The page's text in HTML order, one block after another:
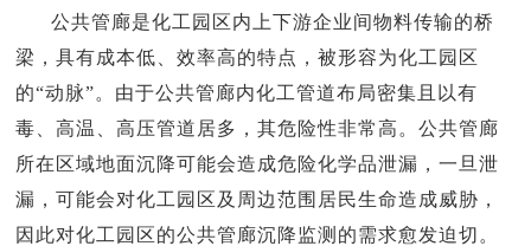
公共管廊是化工园区内上下游企业间物料传输的桥
梁，具有成本低、效率高的特点，被形容为化工园区
的“动脉”。由于公共管廊内化工管道布局密集且以有
毒、高温、高压管道居多，其危险性非常高。公共管廊
所在区域地面沉降可能会造成危险化学品泄漏，一旦泄
漏，可能会对化工园区及周边范围居民生命造成威胁，
因此对化工园区的公共管廊沉降监测的需求愈发迫切。